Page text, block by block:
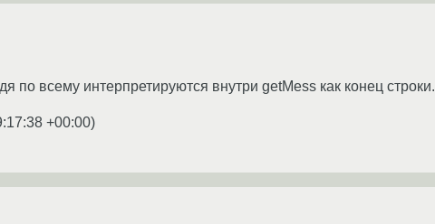
по всему интерпретируются внутри getMess как конец строки.
+00:00)